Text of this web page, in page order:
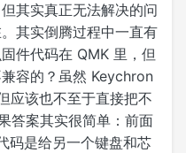
其实真正无法解决的问
其实倒腾过程中一直有
件代码在 QMK 里，但
容的？虽然 Keychron
应该也不至于直接把不
答案其实很简单：前面
码是给另一个键盘和芯